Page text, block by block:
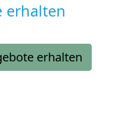
erhalten
erhalten